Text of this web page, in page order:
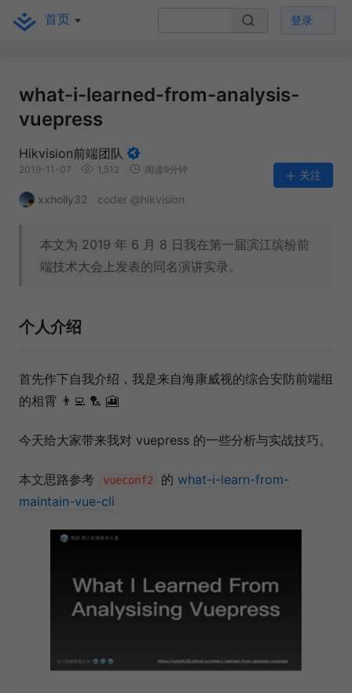
首页 登录
what-i-learned-from-analysis-
vuepress
Hikvision前端团队
2019-11-07 1,512 阅读9分钟
关注
xxholly32
coder @hikvision
本文为 2019 年 6 月 8 日我在第一届滨江缤纷前
端技术大会上发表的同名演讲实录。
个人介绍
首先作下自我介绍，我是来自海康威视的综合安防前端组
的相霄 👨‍💻 🏸 🎦
今天给大家带来我对 vuepress 的一些分析与实战技巧。
本文思路参考 vueconf2 的what-i-learn-from-
maintain-vue-cli